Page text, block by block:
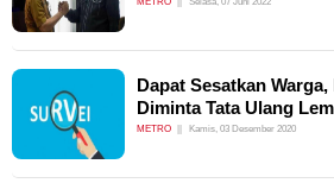
Dapat Sesatkan
Diminta Tata Ulang
METRO Kamis, 03 Desember 2020